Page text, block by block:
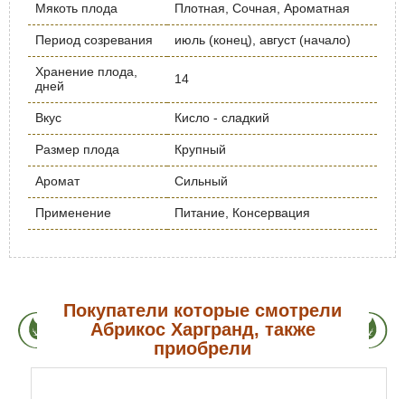
Мякоть плода Плотная, Сочная, Ароматная
Период созревания июль (конец), август (начало)
Хранение плода,
дней
14
Вкус Кисло - сладкий
Размер плода Крупный
Аромат Сильный
Применение Питание, Консервация
Покупатели которые смотрели
Абрикос Харгранд, также
приобрели